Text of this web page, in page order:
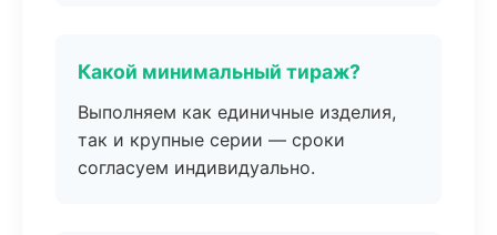
Какой минимальный тираж?
Выполняем как единичные изделия,
так и крупные серии — сроки
согласуем индивидуально.